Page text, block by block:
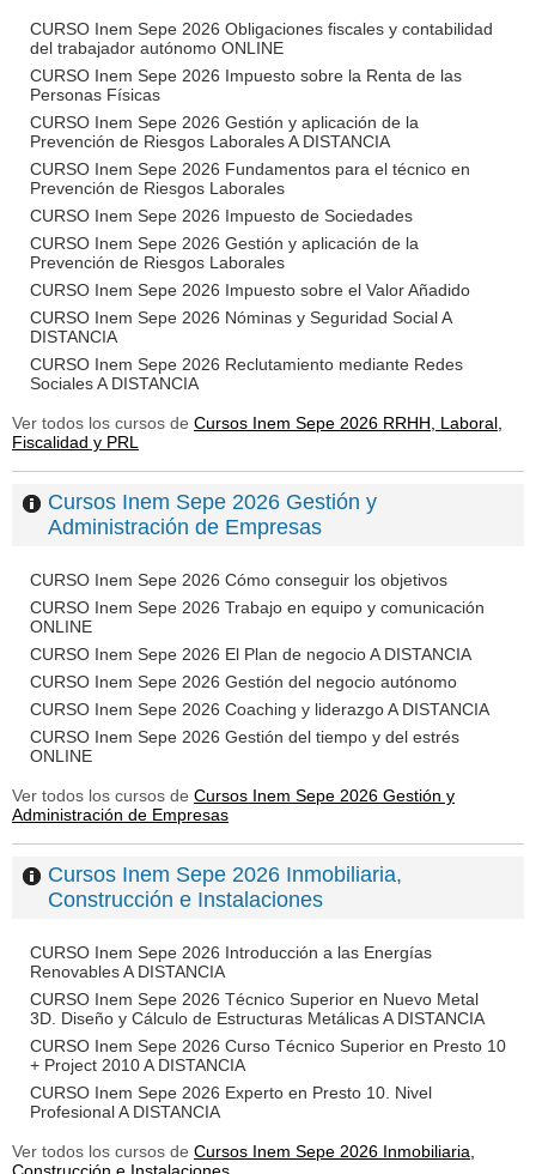
CURSO Inem Sepe 2026 Obligaciones fiscales y contabilidad
del trabajador autónomo ONLINE
CURSO Inem Sepe 2026 Impuesto sobre la Renta de las
Personas Físicas
CURSO Inem Sepe 2026 Gestión y aplicación de la
Prevención de Riesgos Laborales A DISTANCIA
CURSO Inem Sepe 2026 Fundamentos para el técnico en
Prevención de Riesgos Laborales
CURSO Inem Sepe 2026 Impuesto de Sociedades
CURSO Inem Sepe 2026 Gestión y aplicación de la
Prevención de Riesgos Laborales
CURSO Inem Sepe 2026 Impuesto sobre el Valor Añadido
CURSO Inem Sepe 2026 Nóminas y Seguridad Social A
DISTANCIA
CURSO Inem Sepe 2026 Reclutamiento mediante Redes
Sociales A DISTANCIA
Ver todos los cursos de Cursos Inem Sepe 2026 RRHH, Laboral,
Fiscalidad y PRL
Cursos Inem Sepe 2026 Gestión y
Administración de Empresas
CURSO Inem Sepe 2026 Cómo conseguir los objetivos
CURSO Inem Sepe 2026 Trabajo en equipo y comunicación
ONLINE
CURSO Inem Sepe 2026 El Plan de negocio A DISTANCIA
CURSO Inem Sepe 2026 Gestión del negocio autónomo
CURSO Inem Sepe 2026 Coaching y liderazgo A DISTANCIA
CURSO Inem Sepe 2026 Gestión del tiempo y del estrés
ONLINE
Ver todos los cursos de Cursos Inem Sepe 2026 Gestión y
Administración de Empresas
Cursos Inem Sepe 2026 Inmobiliaria,
Construcción e Instalaciones
CURSO Inem Sepe 2026 Introducción a las Energías
Renovables A DISTANCIA
CURSO Inem Sepe 2026 Técnico Superior en Nuevo Metal
3D. Diseño y Cálculo de Estructuras Metálicas A DISTANCIA
CURSO Inem Sepe 2026 Curso Técnico Superior en Presto 10
+ Project 2010 A DISTANCIA
CURSO Inem Sepe 2026 Experto en Presto 10. Nivel
Profesional A DISTANCIA
Ver todos los cursos de Cursos Inem Sepe 2026 Inmobiliaria,